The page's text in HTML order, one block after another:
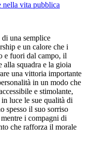
nella vita pubblica
una semplice
e un calore che i
e fuori dal campo, il
squadra e la gioia
una vittoria importante
in un modo che
e stimolante,
luce le sue qualità di
spesso il suo sorriso
i compagni di
che rafforza il morale